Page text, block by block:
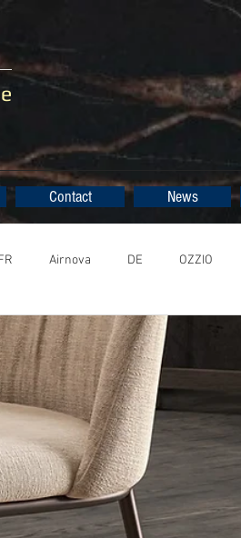
Contact News
Airnova DE OZZIO